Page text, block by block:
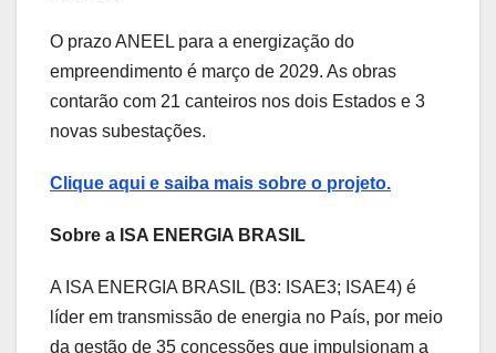
O prazo ANEEL para a energização do
empreendimento é março de 2029. As obras
contarão com 21 canteiros nos dois Estados e 3
novas subestações.
Clique aqui e saiba mais sobre o projeto.
Sobre a ISA ENERGIA BRASIL
A ISA ENERGIA BRASIL (B3: ISAE3; ISAE4) é
líder em transmissão de energia no País, por meio
da gestão de 35 concessões que impulsionam a